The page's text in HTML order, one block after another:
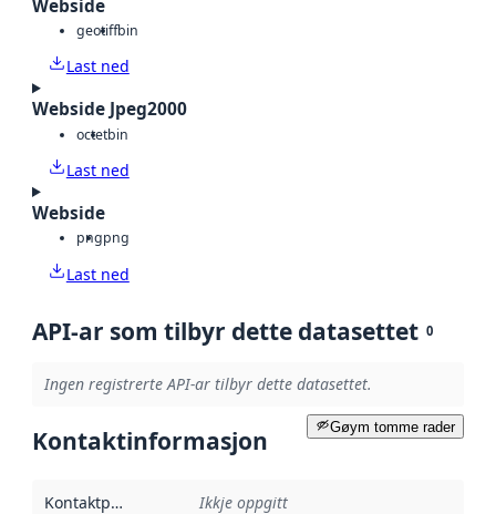
Webside
geotiffbin
Last ned
Webside Jpeg2000
octetbin
Last ned
Webside
pngpng
Last ned
API-ar som tilbyr dette datasettet 0
Ingen registrerte API-ar tilbyr dette datasettet.
Gøym tomme rader
Kontaktinformasjon
Kontaktpunkt Ikkje oppgitt